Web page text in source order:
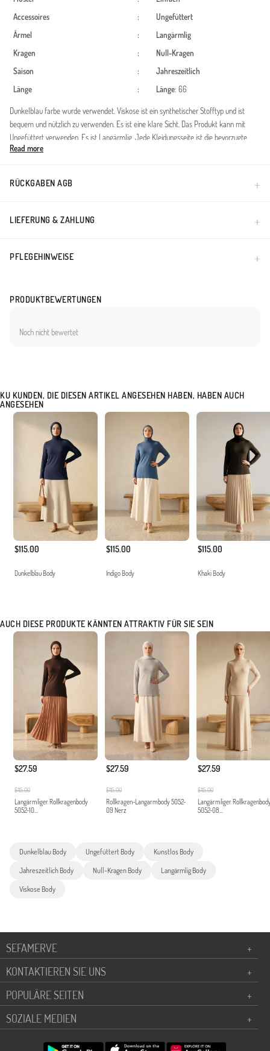
Accessoires
:
Ungefüttert
Ärmel
:
Langärmlig
Kragen
:
Null-Kragen
Saison
:
Jahreszeitlich
Länge
: Länge: 66
Dunkelblau farbe wurde verwendet. Viskose ist ein synthetischer Stofftyp und ist
bequem und nützlich zu verwenden. Es ist eine klare Sicht. Das Produkt kann mit
Ungefüttert verwenden. Es ist Langärmlig. Jede Kleidungsseite ist die bevorzugte
Nullkragenform. Es ist mit Stoff gestaltet, der zu jeder Jahreszeit bevorzugt werden
Made in Türkiye
Read more
RÜCKGABEN AGB
LIEFERUNG & ZAHLUNG
PFLEGEHINWEISE
PRODUKTBEWERTUNGEN
Noch nicht bewertet
KU KUNDEN, DIE DIESEN ARTIKEL ANGESEHEN HABEN, HABEN AUCH
ANGESEHEN
$115.00
Dunkelblau Body
$115.00
Indigo Body
$115.00
Khaki Body
AUCH DIESE PRODUKTE KÄNNTEN ATTRAKTIV FÜR SIE SEIN
$27.59
$115.00
Langärmliger Rollkragenbody
5052-10...
$27.59
$115.00
Rollkragen-Langarmbody 5052-
09 Nerz
$27.59
$115.00
Langärmliger
5052-08...
Dunkelblau Body Ungefüttert Body Kunstlos Body
Jahreszeitlich Body Null-Kragen Body Langärmlig Body
Viskose Body
SEFAMERVE
+
KONTAKTIEREN SIE UNS
+
POPULÄRE SEITEN
+
SOZIALE MEDIEN
+